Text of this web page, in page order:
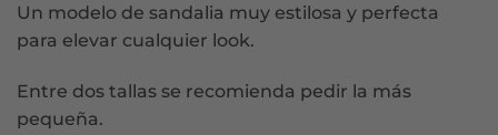
Un modelo de sandalia muy estilosa y perfecta
para elevar cualquier look.
Entre dos tallas se recomienda pedir la más
pequeña.